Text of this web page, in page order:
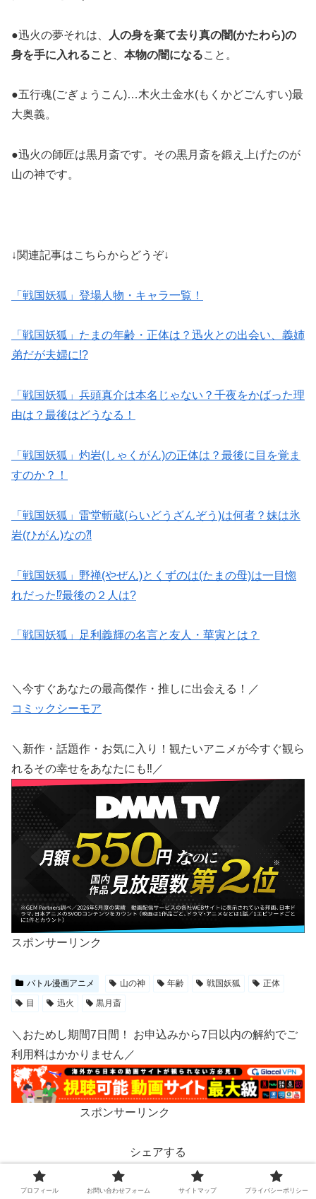
●迅火の夢それは、 人の身を棄て去り真の闇(かたわら)の
身を手に入れること
本物の闇になること。
●五行魂(ごぎょうこん)…木火土金水(もくかどごんすい)最
大奥義。
●迅火の師匠は黒月斎です。その黒月斎を鍛え上げたのが
山の神です。
↓関連記事はこちらからどうぞ↓
「戦国妖狐」登場人物・キャラ一覧！
「戦国妖狐」たまの年齢・正体は？迅火との出会い、義姉
弟だが夫婦に!?
「戦国妖狐」兵頭真介は本名じゃない？千夜をかばった理
由は？最後はどうなる！
「戦国妖狐」灼岩(しゃくがん)の正体は？最後に目を覚ま
すのか？！
「戦国妖狐」雷堂斬蔵(らいどうざんぞう)は何者？妹は氷
岩(ひがん)なの⁈
「戦国妖狐」野禅(やぜん)とくずのは(たまの母)は一目惚
れだった⁉最後の２人は?
「戦国妖狐」足利義輝の名言と友人・華寅とは？
＼今すぐあなたの最高傑作・推しに出会える！／
コミックシーモア
＼新作・話題作・お気に入り！観たいアニメが今すぐ観ら
れるその幸せをあなたにも‼／
スポンサーリンク
バトル漫画アニメ 山の神 年齢 戦国妖狐
正体
目
迅火 黒月斎
＼おためし期間7日間！ お申込みから7日以内の解約でご
利用料はかかりません／
スポンサーリンク
シェアする
はてブ
プロフィール お問い合わせフォーム サイトマップ プライバシーポリシー